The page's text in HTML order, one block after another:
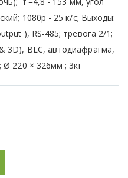
1080p - 25 к/с; Выходы:
), RS-485; тревога 2/1;
3D), BLC, автодиафрагма,
Ø 220 × 326мм ; 3кг